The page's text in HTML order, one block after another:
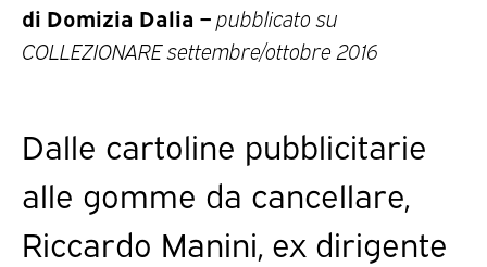
di Domizia Dalia –pubblicato su
COLLEZIONARE settembre/ottobre 2016
Dalle cartoline pubblicitarie
alle gomme da cancellare,
Riccardo Manini, ex dirigente